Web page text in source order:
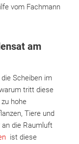
vom Fachmann
am
Scheiben im
tritt diese
hohe
Tiere und
an die Raumluft
ist diese